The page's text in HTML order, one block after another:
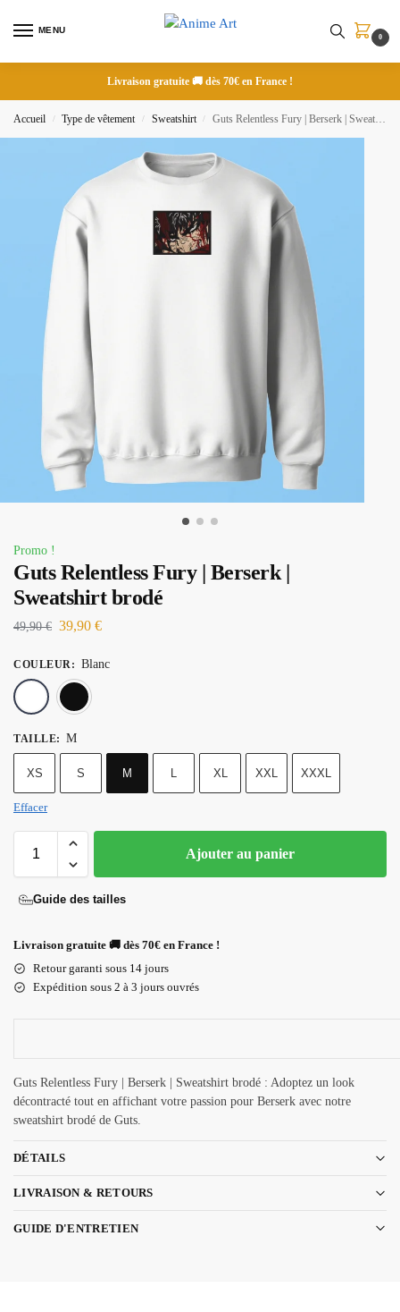
MENU
0
Livraison gratuite 🚚 dès 70€ en France !
Accueil / Type de vêtement / Sweatshirt / Guts Relentless Fury | Berserk | Sweatshirt brodé
Promo !
Guts Relentless Fury | Berserk |
Sweatshirt brodé
49,90€ 39,90 €
COULEUR : Blanc
TAILLE: M
XS S M L XL XXL XXXL
Effacer
Ajouter au panier
Guide des tailles
Livraison gratuite 🚚 dès 70€ en France !
Retour garanti sous 14 jours
Expédition sous 2 à 3 jours ouvrés
Guts Relentless Fury | Berserk | Sweatshirt brodé : Adoptez un look
décontracté tout en affichant votre passion pour Berserk avec notre
sweatshirt brodé de Guts.
DÉTAILS
LIVRAISON & RETOURS
GUIDE D'ENTRETIEN